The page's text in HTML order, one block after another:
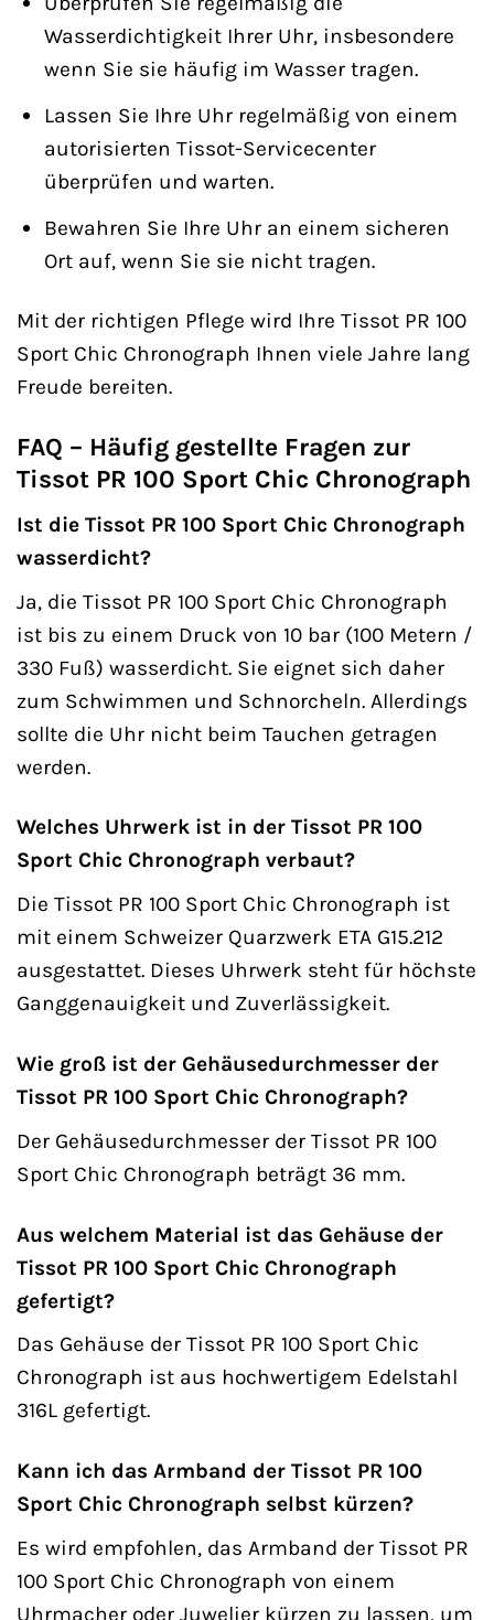
Wasserdichtigkeit Ihrer Uhr, insbesondere
wenn Sie sie häufig im Wasser tragen.
Lassen Sie Ihre Uhr regelmäßig von einem
autorisierten Tissot-Servicecenter
überprüfen und warten.
Bewahren Sie Ihre Uhr an einem sicheren
Ort auf, wenn Sie sie nicht tragen.
Mit der richtigen Pflege wird Ihre Tissot PR 100
Sport Chic Chronograph Ihnen viele Jahre lang
Freude bereiten.
FAQ – Häufig gestellte Fragen zur
Tissot PR 100 Sport Chic Chronograph
Ist die Tissot PR 100 Sport Chic Chronograph
wasserdicht?
Ja, die Tissot PR 100 Sport Chic Chronograph
ist bis zu einem Druck von 10 bar (100 Metern /
330 Fuß) wasserdicht. Sie eignet sich daher
zum Schwimmen und Schnorcheln. Allerdings
sollte die Uhr nicht beim Tauchen getragen
werden.
Welches Uhrwerk ist in der Tissot PR 100
Sport Chic Chronograph verbaut?
Die Tissot PR 100 Sport Chic Chronograph ist
mit einem Schweizer Quarzwerk ETA G15.212
ausgestattet. Dieses Uhrwerk steht für höchste
Ganggenauigkeit und Zuverlässigkeit.
Wie groß ist der Gehäusedurchmesser der
Tissot PR 100 Sport Chic Chronograph?
Der Gehäusedurchmesser der Tissot PR 100
Sport Chic Chronograph beträgt 36 mm.
Aus welchem Material ist das Gehäuse der
Tissot PR 100 Sport Chic Chronograph
gefertigt?
Das Gehäuse der Tissot PR 100 Sport Chic
Chronograph ist aus hochwertigem Edelstahl
316L gefertigt.
Kann ich das Armband der Tissot PR 100
Sport Chic Chronograph selbst kürzen?
Es wird empfohlen, das Armband der Tissot PR
100 Sport Chic Chronograph von einem
Uhrmacher oder Juwelier kürzen zu lassen, um